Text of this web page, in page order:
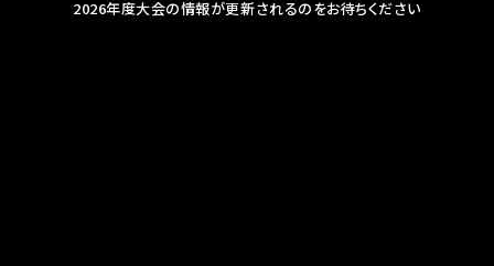
2026年度大会の情報が更新されるのをお待ちください